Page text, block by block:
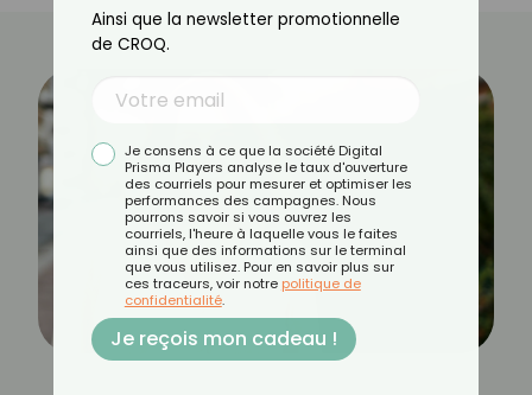
Ainsi que la newsletter promotionnelle
de CROQ.
Je consens à ce que la société Digital
Prisma Players analyse le taux d'ouverture
des courriels pour mesurer et optimiser les
performances des campagnes. Nous
pourrons savoir si vous ouvrez les
courriels, l'heure à laquelle vous le faites
ainsi que des informations sur le terminal
que vous utilisez. Pour en savoir plus sur
ces traceurs, voir notre politique de
confidentialité.
Je reçois mon cadeau !